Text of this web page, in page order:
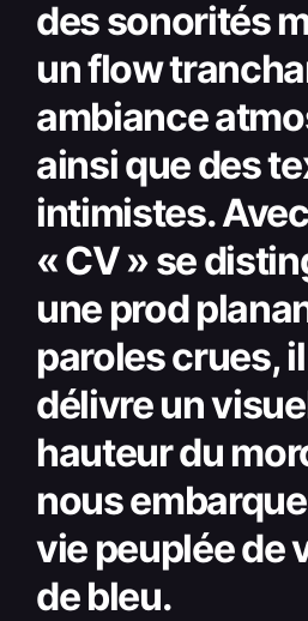
des sonorités
un flow
ambiance
ainsi que des
intimistes.
« CV » se
une prod
paroles crues,
délivre un
hauteur du
nous
vie peuplée de
de bleu.